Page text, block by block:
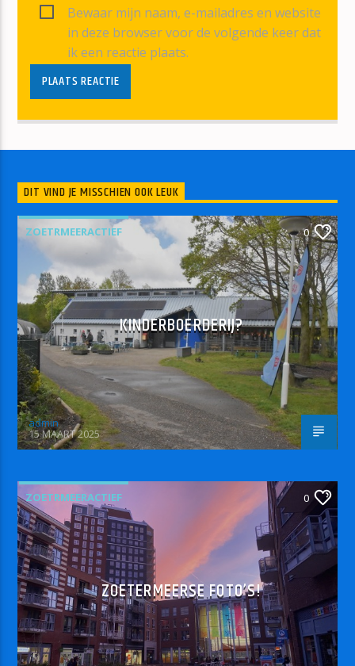
Bewaar mijn naam, e-mailadres en website
in deze browser voor de volgende keer dat
ik een reactie plaats.
DIT VIND JE MISSCHIEN OOK LEUK
ZOETRMEERACTIEF 0
KINDERBOERDERIJ?
admin
15 MAART 2025
ZOETRMEERACTIEF 0
ZOETERMEERSE FOTO’S!